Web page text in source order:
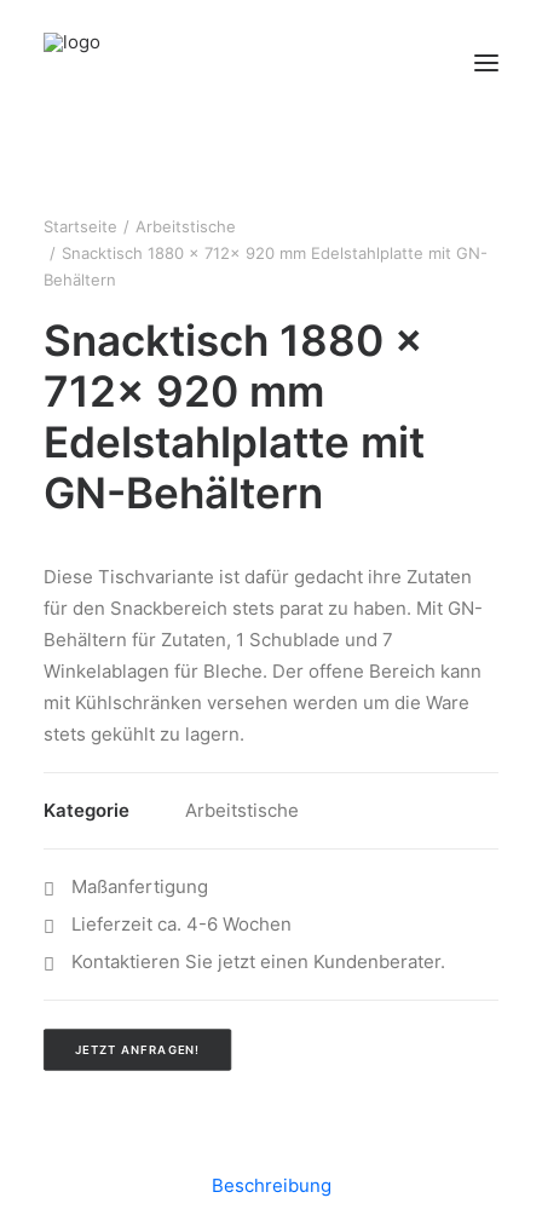
ÜBER UNS
PRODUKTE
Startseite
Arbeitstische
Snacktisch 1880 x 712x 920 mm Edelstahlplatte mit GN-
Behältern
Snacktisch 1880 x
712x 920 mm
Edelstahlplatte mit
GN-Behältern
Diese Tischvariante ist dafür gedacht ihre Zutaten
für den Snackbereich stets parat zu haben. Mit GN-
Behältern für Zutaten, 1 Schublade und 7
Winkelablagen für Bleche. Der offene Bereich kann
mit Kühlschränken versehen werden um die Ware
stets gekühlt zu lagern.
Kategorie Arbeitstische
Maßanfertigung
Lieferzeit ca. 4-6 Wochen
Kontaktieren Sie jetzt einen Kundenberater.
JETZT ANFRAGEN!
Beschreibung